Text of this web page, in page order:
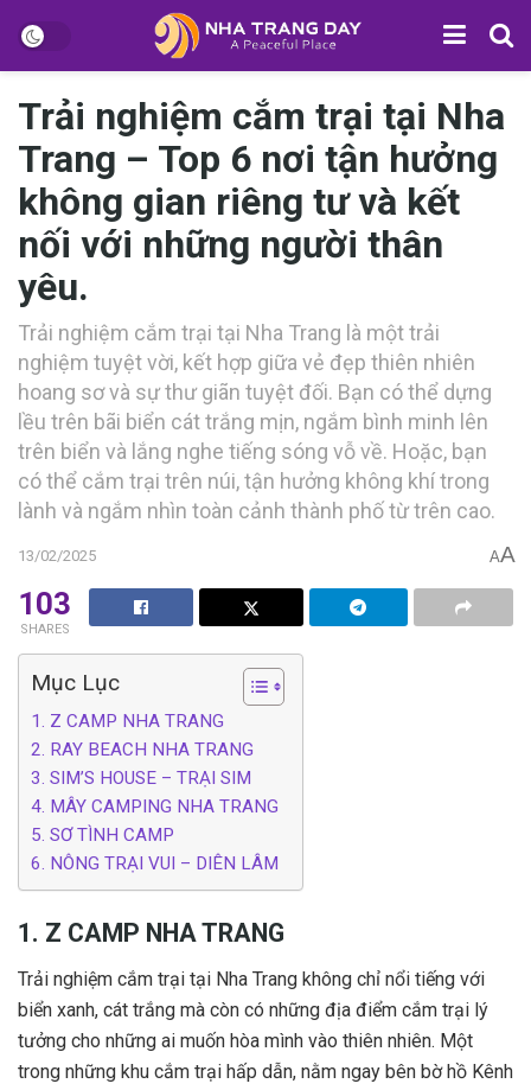
Trải nghiệm cắm trại tại Nha
Trang – Top 6 nơi tận hưởng
không gian riêng tư và kết
nối với những người thân
yêu.
Trải nghiệm cắm trại tại Nha Trang là một trải
nghiệm tuyệt vời, kết hợp giữa vẻ đẹp thiên nhiên
hoang sơ và sự thư giãn tuyệt đối. Bạn có thể dựng
lều trên bãi biển cát trắng mịn, ngắm bình minh lên
trên biển và lắng nghe tiếng sóng vỗ về. Hoặc, bạn
có thể cắm trại trên núi, tận hưởng không khí trong
lành và ngắm nhìn toàn cảnh thành phố từ trên cao.
13/02/2025 AA
103
SHARES
Mục Lục
1. Z CAMP NHA TRANG
2. RAY BEACH NHA TRANG
3. SIM’S HOUSE – TRẠI SIM
4. MÂY CAMPING NHA TRANG
5. SƠ TÌNH CAMP
6. NÔNG TRẠI VUI – DIÊN LÂM
1. Z CAMP NHA TRANG
Trải nghiệm cắm trại tại Nha Trang không chỉ nổi tiếng với
biển xanh, cát trắng mà còn có những địa điểm cắm trại lý
tưởng cho những ai muốn hòa mình vào thiên nhiên. Một
trong những khu cắm trại hấp dẫn, nằm ngay bên bờ hồ Kênh